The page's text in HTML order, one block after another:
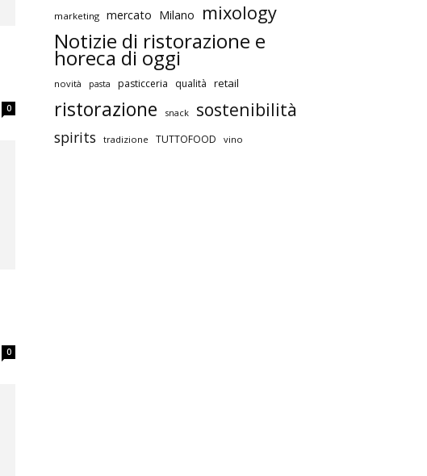
0
0
marketing mercato Milano mixology
Notizie di ristorazione e
horeca di oggi
novità pasta pasticceria qualità retail
ristorazione snack sostenibilità
spirits tradizione TUTTOFOOD vino